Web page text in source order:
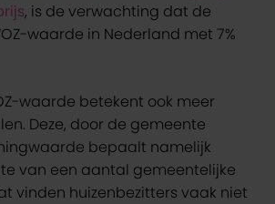
, is de verwachting dat de
waarde in Nederland met 7%
waarde betekent ook meer
Deze, door de gemeente
bepaalt namelijk
van een aantal gemeentelijke
vinden huizenbezitters vaak niet